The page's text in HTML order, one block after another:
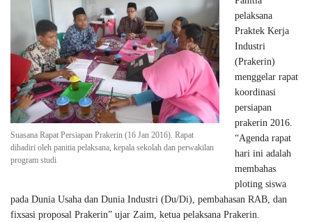
Suasana Rapat Persiapan Prakerin (16 Jan 2016). Rapat
dihadiri oleh panitia pelaksana, kepala sekolah dan perwakilan
program studi
pelaksana
Praktek Kerja
Industri
(Prakerin)
menggelar rapat
koordinasi
persiapan
prakerin 2016.
“Agenda rapat
hari ini adalah
membahas
ploting siswa
pada Dunia Usaha dan Dunia Industri (Du/Di), pembahasan RAB, dan
fixsasi proposal Prakerin” ujar Zaim, ketua pelaksana Prakerin.